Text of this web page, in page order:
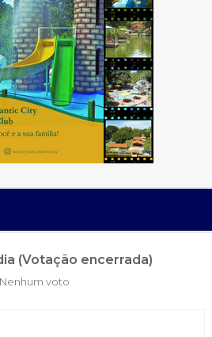
(Votação encerrada)
Nenhum voto